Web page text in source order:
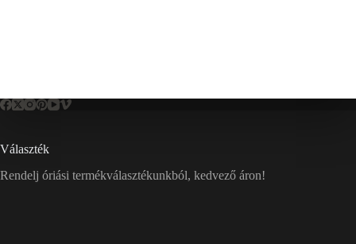
Választék
Rendelj óriási termékválasztékunkból, kedvező áron!